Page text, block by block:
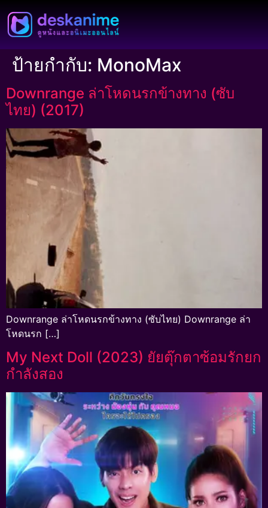
ป้ายกำกับ: MonoMax
Downrange ล่าโหดนรกข้างทาง (ซับ
ไทย) (2017)
Downrange ล่าโหดนรกข้างทาง (ซับไทย) Downrange ล่า
โหดนรก […]
My Next Doll (2023) ยัยตุ๊กตาซ้อมรักยก
กำลังสอง